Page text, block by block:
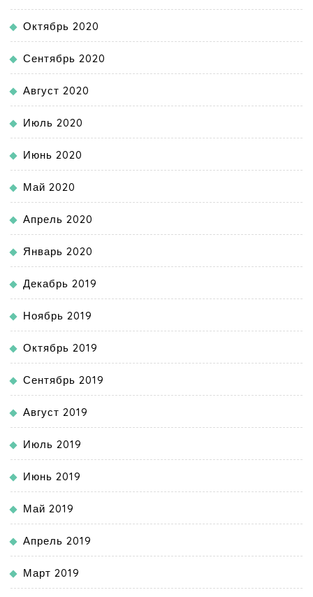
Октябрь 2020
Сентябрь 2020
Август 2020
Июль 2020
Июнь 2020
Май 2020
Апрель 2020
Январь 2020
Декабрь 2019
Ноябрь 2019
Октябрь 2019
Сентябрь 2019
Август 2019
Июль 2019
Июнь 2019
Май 2019
Апрель 2019
Март 2019